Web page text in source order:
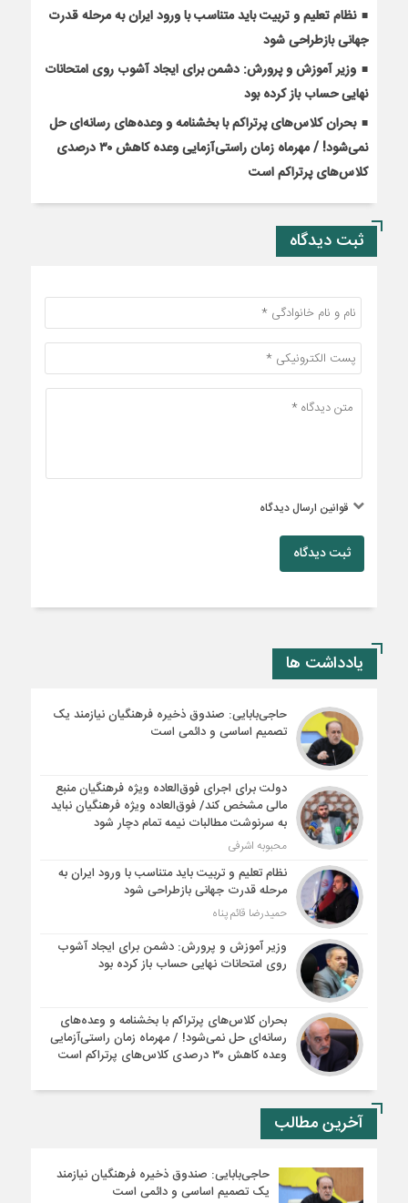
نظام تعلیم و تربیت باید متناسب با ورود ایران به مرحله قدرت
جهانی بازطراحی شود
وزیر آموزش و پرورش: دشمن برای ایجاد آشوب روی امتحانات
نهایی حساب باز کرده بود
بحران کلاس‌های پرتراکم با بخشنامه و وعده‌های رسانه‌ای حل
نمی‌شود! / مهرماه زمان راستی‌آزمایی وعده کاهش ۳۰ درصدی
کلاس‌های پرتراکم است
ثبت دیدگاه
قوانین ارسال دیدگاه
ثبت دیدگاه
یادداشت ها
حاجی‌بابایی: صندوق ذخیره فرهنگیان نیازمند یک
تصمیم اساسی و دائمی است
دولت برای اجرای فوق‌العاده ویژه فرهنگیان منبع
مالی مشخص کند/ فوق‌العاده ویژه فرهنگیان نباید
به سرنوشت مطالبات نیمه‌ تمام دچار شود
محبوبه اشرفی
نظام تعلیم و تربیت باید متناسب با ورود ایران به
مرحله قدرت جهانی بازطراحی شود
حمیدرضا قائم پناه
وزیر آموزش و پرورش: دشمن برای ایجاد آشوب
روی امتحانات نهایی حساب باز کرده بود
بحران کلاس‌های پرتراکم با بخشنامه و وعده‌های
رسانه‌ای حل نمی‌شود! / مهرماه زمان راستی‌آزمایی
وعده کاهش ۳۰ درصدی کلاس‌های پرتراکم است
آخرین مطالب
حاجی‌بابایی: صندوق ذخیره فرهنگیان نیازمند
یک تصمیم اساسی و دائمی است